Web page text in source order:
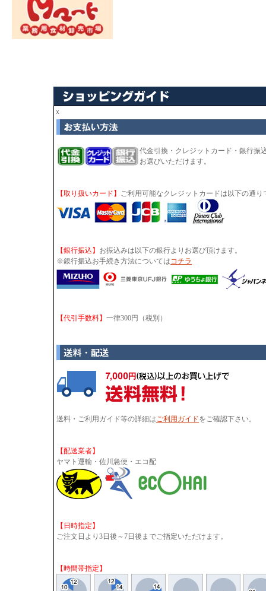
ｘ
代金引換・クレジットカード・銀行振
お選びいただけます。
【取り扱いカード】 ご利用可能なクレジットカードは以下の通り
【銀行振込】 お振込みは以下の銀行よりお選び頂けます。
※銀行振込お手続き方法についてはコチラ
【代引手数料】 一律300円（税別）
送料・ご利用ガイド等の詳細はご利用ガイドをご確認下さい。
【配送業者】
ヤマト運輸・佐川急便・エコ配
【日時指定】
ご注文日より3日後～7日後までご指定いただけます。
【時間帯指定】